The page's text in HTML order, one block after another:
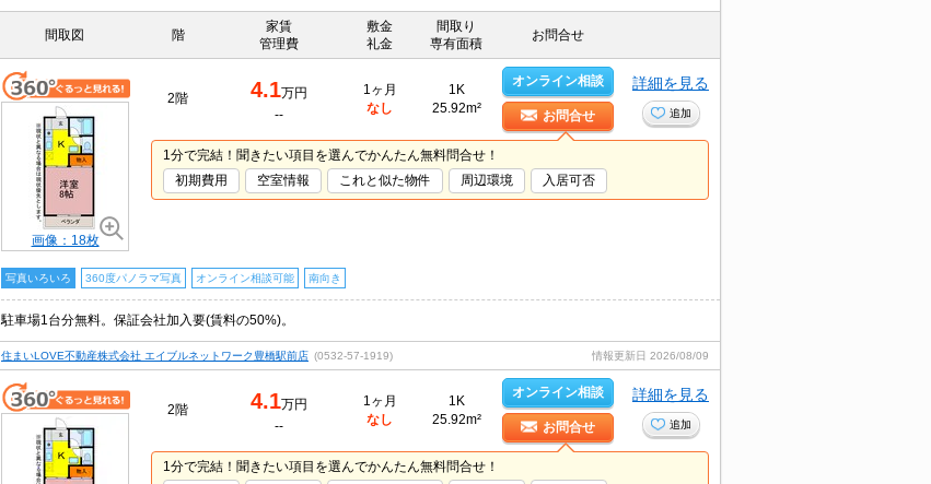
間取図 階
家賃
管理費
敷金
礼金
間取り
専有面積
お問合せ
画像：18枚
2階 4.1万円
--
1ヶ月
なし
1K
25.92m²
オンライン相談
お問合せ
詳細を見る
追加
1分で完結！聞きたい項目を選んでかんたん無料問合せ！
初期費用
空室情報 これと似た物件 周辺環境 入居可否
写真いろいろ 360度パノラマ写真 オンライン相談可能 南向き
駐車場1台分無料。保証会社加入要(賃料の50%)。
住まいLOVE不動産株式会社 エイブルネットワーク豊橋駅前店 (0532-57-1919) 情報更新日 2026/08/09
2階 4.1万円
--
1ヶ月
なし
1K
25.92m²
オンライン相談
お問合せ
詳細を見る
追加
1分で完結！聞きたい項目を選んでかんたん無料問合せ！